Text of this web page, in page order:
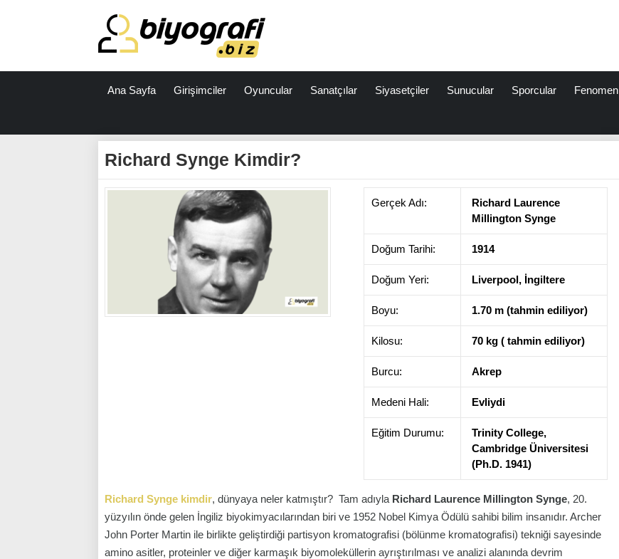
Ana Sayfa Girişimciler Oyuncular Sanatçılar Siyasetçiler Sunucular Sporcular Fenomen
Richard Synge Kimdir?
Gerçek Adı:
Richard Laurence
Millington Synge
Doğum Tarihi: 1914
Doğum Yeri: Liverpool, İngiltere
Boyu: 1.70 m (tahmin ediliyor)
Kilosu: 70 kg ( tahmin ediliyor)
Burcu: Akrep
Medeni Hali: Evliydi
Eğitim Durumu:
Trinity College,
Cambridge Üniversitesi
(Ph.D. 1941)
Richard Synge kimdir, dünyaya neler katmıştır? Tam adıyla Richard Laurence Millington Synge, 20.
yüzyılın önde gelen İngiliz biyokimyacılarından biri ve 1952 Nobel Kimya Ödülü sahibi bilim insanıdır. Archer
John Porter Martin ile birlikte geliştirdiği partisyon kromatografisi (bölünme kromatografisi) tekniği sayesinde
amino asitler, proteinler ve diğer karmaşık biyomoleküllerin ayrıştırılması ve analizi alanında devrim